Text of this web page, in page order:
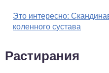
Это интересно:
коленного сустава
Растирания